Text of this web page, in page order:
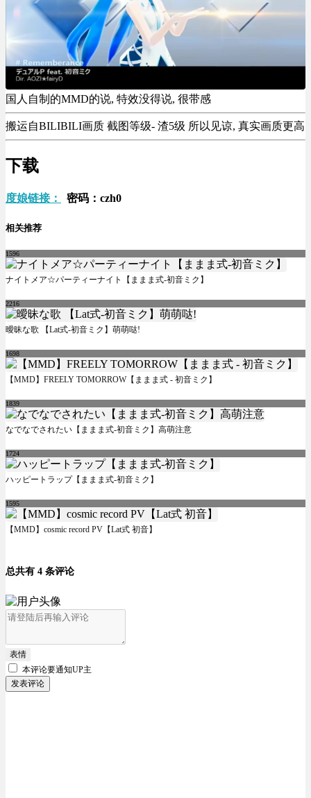
国人自制的MMD的说, 特效没得说, 很带感
搬运自BILIBILI画质 截图等级- 渣5级 所以见谅, 真实画质更高
下载
度娘链接： 密码：czh0
相关推荐
1596
ナイトメア☆パーティーナイト【ままま式-初音ミク】
2216
曖昧な歌 【Lat式-初音ミク】萌萌哒!
1698
【MMD】FREELY TOMORROW【ままま式 - 初音ミク】
1839
なでなでされたい【ままま式-初音ミク】高萌注意
1724
ハッピートラップ【ままま式-初音ミク】
1595
【MMD】cosmic record PV【Lat式 初音】
总共有 4 条评论
表情
本评论要通知UP主
发表评论